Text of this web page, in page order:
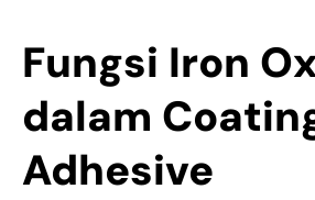
Fungsi Iron
dalam
Adhesive